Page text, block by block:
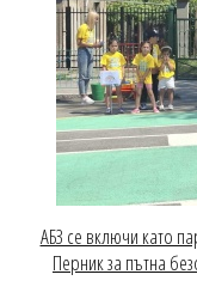
АБЗ се включи като
Перник за пътна